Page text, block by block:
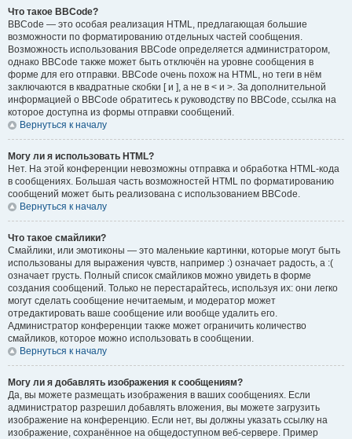
Что такое BBCode?
BBCode — это особая реализация HTML, предлагающая большие
возможности по форматированию отдельных частей сообщения.
Возможность использования BBCode определяется администратором,
однако BBCode также может быть отключён на уровне сообщения в
форме для его отправки. BBCode очень похож на HTML, но теги в нём
заключаются в квадратные скобки [ и ], а не в < и >. За дополнительной
информацией о BBCode обратитесь к руководству по BBCode, ссылка на
которое доступна из формы отправки сообщений.
Вернуться к началу
Могу ли я использовать HTML?
Нет. На этой конференции невозможны отправка и обработка HTML-кода
в сообщениях. Большая часть возможностей HTML по форматированию
сообщений может быть реализована с использованием BBCode.
Вернуться к началу
Что такое смайлики?
Смайлики, или эмотиконы — это маленькие картинки, которые могут быть
использованы для выражения чувств, например :) означает радость, а :(
означает грусть. Полный список смайликов можно увидеть в форме
создания сообщений. Только не перестарайтесь, используя их: они легко
могут сделать сообщение нечитаемым, и модератор может
отредактировать ваше сообщение или вообще удалить его.
Администратор конференции также может ограничить количество
смайликов, которое можно использовать в сообщении.
Вернуться к началу
Могу ли я добавлять изображения к сообщениям?
Да, вы можете размещать изображения в ваших сообщениях. Если
администратор разрешил добавлять вложения, вы можете загрузить
изображение на конференцию. Если нет, вы должны указать ссылку на
изображение, сохранённое на общедоступном веб-сервере. Пример